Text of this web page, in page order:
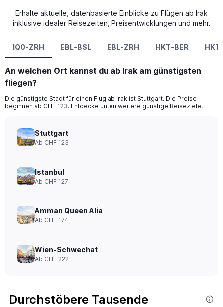
Erhalte aktuelle, datenbasierte Einblicke zu Flügen ab Irak
inklusive idealer Reisezeiten, Preisentwicklungen und mehr.
IQ0-ZRH EBL-BSL EBL-ZRH HKT-BER
An welchen Ort kannst du ab Irak am günstigsten
fliegen?
Die günstigste Stadt für einen Flug ab Irak ist Stuttgart. Die Preise
beginnen ab CHF 123. Entdecke unten weitere günstige Reiseziele.
Stuttgart
Ab CHF 123
Istanbul
Ab CHF 127
Amman Queen Alia
Ab CHF 174
Wien-Schwechat
Ab CHF 222
Durchstöbere Tausende